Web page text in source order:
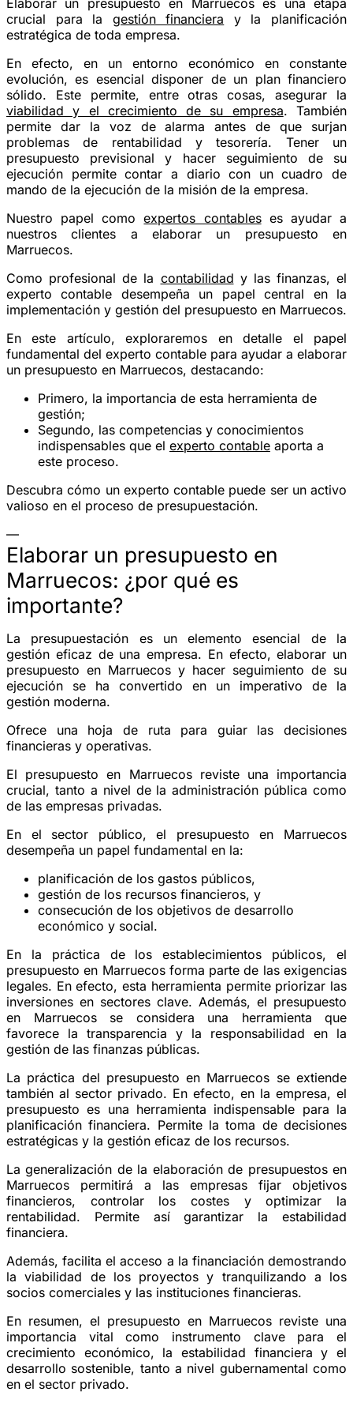
crucial para la gestión financiera y la planificación
estratégica de toda empresa.
En efecto, en un entorno económico en constante
evolución, es esencial disponer de un plan financiero
sólido. Este permite, entre otras cosas, asegurar la
viabilidad y el crecimiento de su empresa. También
permite dar la voz de alarma antes de que surjan
problemas de rentabilidad y tesorería. Tener un
presupuesto previsional y hacer seguimiento de su
ejecución permite contar a diario con un cuadro de
mando de la ejecución de la misión de la empresa.
Nuestro papel comoexpertos contableses ayudar a
nuestros clientes a elaborar un presupuesto en
Marruecos.
Como profesional de la contabilidad y las finanzas, el
experto contable desempeña un papel central en la
implementación y gestión del presupuesto en Marruecos.
En este artículo, exploraremos en detalle el papel
fundamental del experto contable para ayudar a elaborar
un presupuesto en Marruecos, destacando:
Primero, la importancia de esta herramienta de
gestión;
Segundo, las competencias y conocimientos
indispensables que el experto contable aporta a
este proceso.
Descubra cómo un experto contable puede ser un activo
valioso en el proceso de presupuestación.
—
Elaborar un presupuesto en
Marruecos: ¿por qué es
importante?
La presupuestación es un elemento esencial de la
gestión eficaz de una empresa. En efecto, elaborar un
presupuesto en Marruecos y hacer seguimiento de su
ejecución se ha convertido en un imperativo de la
gestión moderna.
Ofrece una hoja de ruta para guiar las decisiones
financieras y operativas.
El presupuesto en Marruecos reviste una importancia
crucial, tanto a nivel de la administración pública como
de las empresas privadas.
En el sector público, el presupuesto en Marruecos
desempeña un papel fundamental en la:
planificación de los gastos públicos,
gestión de los recursos financieros, y
consecución de los objetivos de desarrollo
económico y social.
En la práctica de los establecimientos públicos, el
presupuesto en Marruecos forma parte de las exigencias
legales. En efecto, esta herramienta permite priorizar las
inversiones en sectores clave. Además, el presupuesto
en Marruecos se considera una herramienta que
favorece la transparencia y la responsabilidad en la
gestión de las finanzas públicas.
La práctica del presupuesto en Marruecos se extiende
también al sector privado. En efecto, en la empresa, el
presupuesto es una herramienta indispensable para la
planificación financiera. Permite la toma de decisiones
estratégicas y la gestión eficaz de los recursos.
La generalización de la elaboración de presupuestos en
Marruecos permitirá a las empresas fijar objetivos
financieros, controlar los costes y optimizar la
rentabilidad. Permite así garantizar la estabilidad
financiera.
Además, facilita el acceso a la financiación demostrando
la viabilidad de los proyectos y tranquilizando a los
socios comerciales y las instituciones financieras.
En resumen, el presupuesto en Marruecos reviste una
importancia vital como instrumento clave para el
crecimiento económico, la estabilidad financiera y el
desarrollo sostenible, tanto a nivel gubernamental como
en el sector privado.